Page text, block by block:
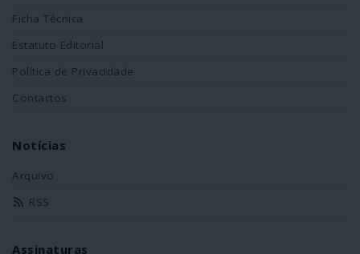
Ficha Técnica
Estatuto Editorial
Política de Privacidade
Contactos
Notícias
Arquivo
RSS
Assinaturas